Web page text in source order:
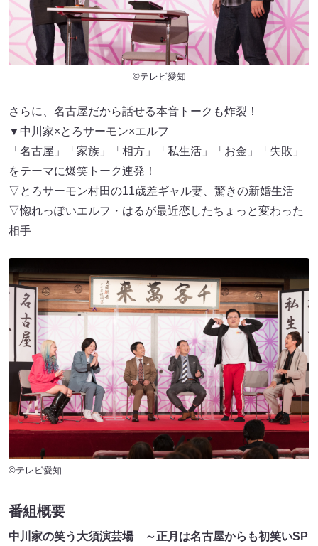
©テレビ愛知
さらに、名古屋だから話せる本音トークも炸裂！
▼中川家×とろサーモン×エルフ
「名古屋」「家族」「相方」「私生活」「お金」「失敗」
をテーマに爆笑トーク連発！
▽とろサーモン村田の11歳差ギャル妻、驚きの新婚生活
▽惚れっぽいエルフ・はるが最近恋したちょっと変わった
相手
©テレビ愛知
番組概要
中川家の笑う大須演芸場 ～正月は名古屋からも初笑いSP